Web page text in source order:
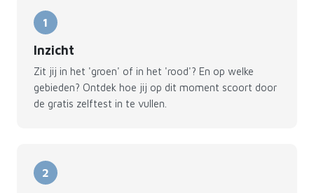
1
Inzicht
Zit jij in het 'groen' of in het 'rood'? En op welke
gebieden? Ontdek hoe jij op dit moment scoort door
de gratis zelftest in te vullen.
2